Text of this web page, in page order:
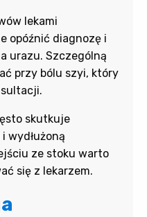
lekami
opóźnić diagnozę i
urazu. Szczególną
przy bólu szyi, który
skutkuje
wydłużoną
ze stoku warto
się z lekarzem.